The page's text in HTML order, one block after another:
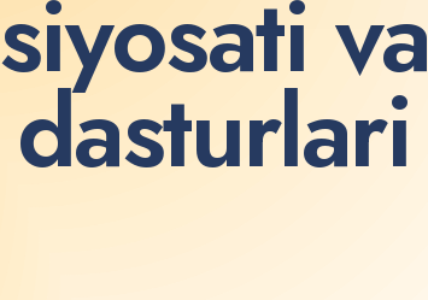
siyosati va
dasturlari